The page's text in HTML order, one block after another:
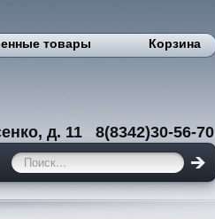
товары Корзина
д. 11 8(8342)30-56-70